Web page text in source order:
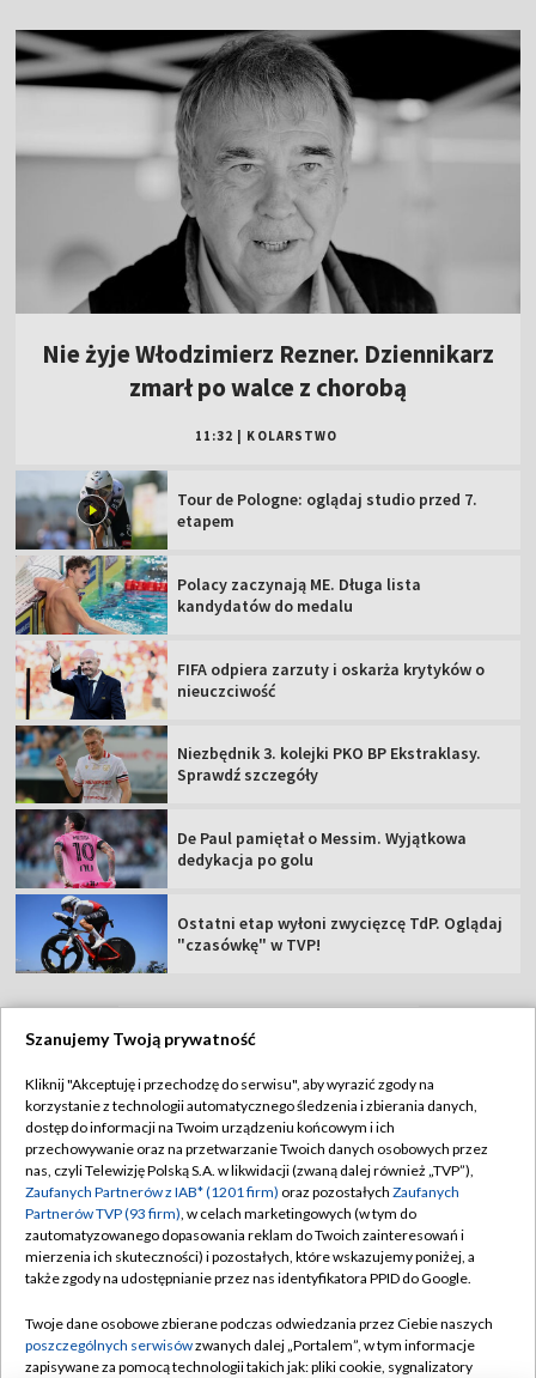
Nie żyje Włodzimierz Rezner. Dziennikarz
zmarł po walce z chorobą
11:32 KOLARSTWO
Tour de Pologne: oglądaj studio przed 7.
etapem
Polacy zaczynają ME. Długa lista
kandydatów do medalu
FIFA odpiera zarzuty i oskarża krytyków o
nieuczciwość
Niezbędnik 3. kolejki PKO BP Ekstraklasy.
Sprawdź szczegóły
De Paul pamiętał o Messim. Wyjątkowa
dedykacja po golu
Ostatni etap wyłoni zwycięzcę TdP. Oglądaj
"czasówkę" w TVP!
Abonament TVP
Sklep TVP
Biuro Reklamy
Oferta Handlowa
Telegazeta ogłoszenia
Rada Programowa
Regulamin TVP
Polityka prywatności
Moje zgody
Biuro reklamy
Kontakt
Kanały
Szanujemy Twoją prywatność
Kliknij "Akceptuję i przechodzę do serwisu", aby wyrazić zgody na
korzystanie z technologii automatycznego śledzenia i zbierania danych,
dostęp do informacji na Twoim urządzeniu końcowym i ich
przechowywanie oraz na przetwarzanie Twoich danych osobowych przez
nas, czyli Telewizję Polską S.A. w likwidacji (zwaną dalej również „TVP”),
Zaufanych Partnerów z IAB* (1201 firm) oraz pozostałych Zaufanych
Partnerów TVP (93 firm), w celach marketingowych (w tym do
zautomatyzowanego dopasowania reklam do Twoich zainteresowań i
mierzenia ich skuteczności) i pozostałych, które wskazujemy poniżej, a
także zgody na udostępnianie przez nas identyfikatora PPID do Google.
Twoje dane osobowe zbierane podczas odwiedzania przez Ciebie naszych
poszczególnych serwisówzwanych dalej „Portalem”, w tym informacje
zapisywane za pomocą technologii takich jak: pliki cookie, sygnalizatory